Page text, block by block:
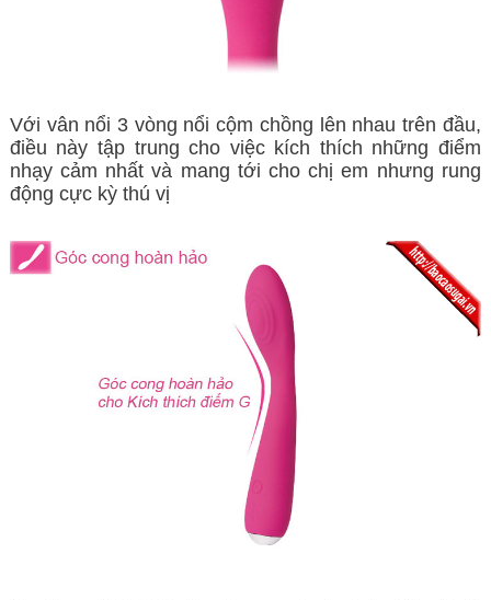
Với vân nổi 3 vòng nổi cộm chồng lên nhau trên đầu,
điều này tập trung cho việc kích thích những điểm
nhạy cảm nhất và mang tới cho chị em nhưng rung
động cực kỳ thú vị